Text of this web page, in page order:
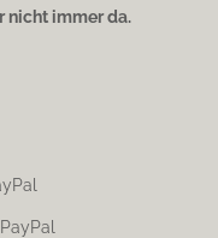
nicht immer da.